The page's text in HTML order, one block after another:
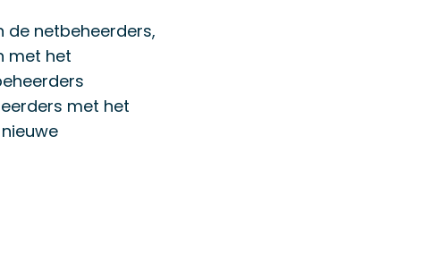
de netbeheerders,
met het
met het